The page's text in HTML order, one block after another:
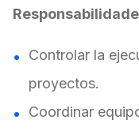
Controlar la
proyectos.
Coordinar